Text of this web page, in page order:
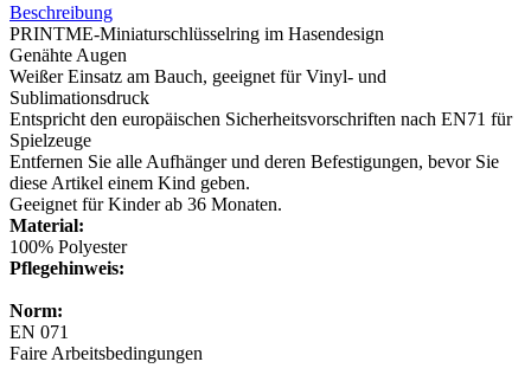
Beschreibung
PRINTME-Miniaturschlüsselring im Hasendesign
Genähte Augen
Weißer Einsatz am Bauch, geeignet für Vinyl- und
Sublimationsdruck
Entspricht den europäischen Sicherheitsvorschriften nach EN71 für
Spielzeuge
Entfernen Sie alle Aufhänger und deren Befestigungen, bevor Sie
diese Artikel einem Kind geben.
Geeignet für Kinder ab 36 Monaten.
Material:
100% Polyester
Pflegehinweis:
Norm:
EN 071
Faire Arbeitsbedingungen